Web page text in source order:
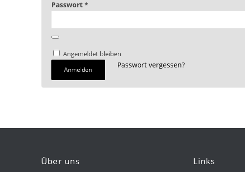
Passwort *
Angemeldet bleiben
Anmelden
Passwort vergessen?
Über uns Links